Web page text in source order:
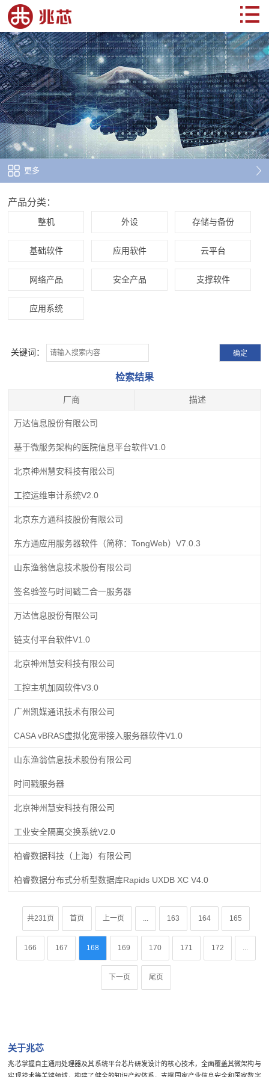
更多
检索结果
厂商 描述
产品分类：
整机 外设 存储与备份
基础软件 应用软件 云平台
网络产品 安全产品 支撑软件
应用系统
关键词：
万达信息股份有限公司
基于微服务架构的医院信息平台软件V1.0
北京神州慧安科技有限公司
工控运维审计系统V2.0
北京东方通科技股份有限公司
东方通应用服务器软件（简称：TongWeb）V7.0.3
山东渔翁信息技术股份有限公司
签名验签与时间戳二合一服务器
万达信息股份有限公司
链支付平台软件V1.0
北京神州慧安科技有限公司
工控主机加固软件V3.0
广州凯媒通讯技术有限公司
CASA vBRAS虚拟化宽带接入服务器软件V1.0
山东渔翁信息技术股份有限公司
时间戳服务器
北京神州慧安科技有限公司
工业安全隔离交换系统V2.0
柏睿数据科技（上海）有限公司
柏睿数据分布式分析型数据库Rapids UXDB XC V4.0
共231页 首页 上一页 163 164 165
166 167 168 169 170 171 172
下一页 尾页
关于兆芯
兆芯掌握自主通用处理器及其系统平台芯片研发设计的核心技术，全面覆盖其微架构与